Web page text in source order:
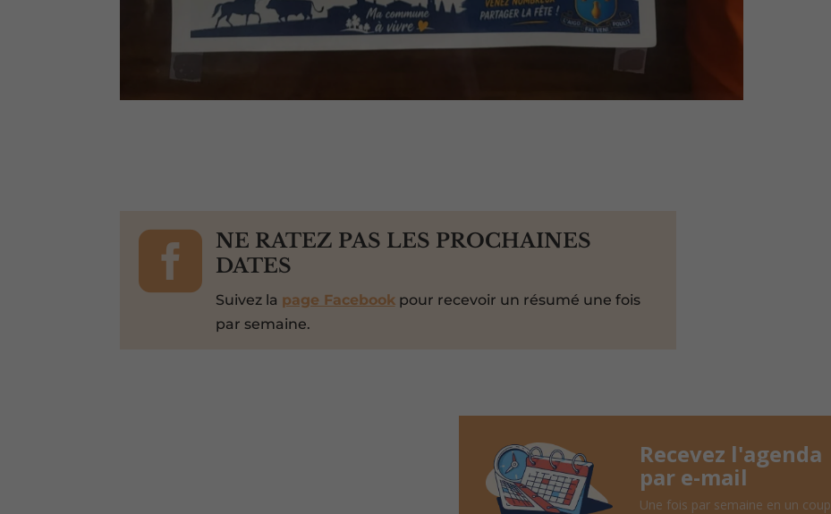

NE RATEZ PAS LES PROCHAINES
DATES
Suivez la page Facebookpour recevoir un résumé une fois
par semaine.
Recevez l'agenda
par e-mail
Une fois par semaine en un coup